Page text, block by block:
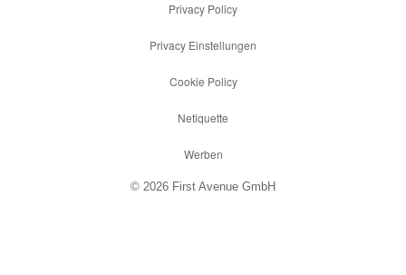
Privacy Policy
Privacy Einstellungen
Cookie Policy
Netiquette
Werben
© 2026 First Avenue GmbH